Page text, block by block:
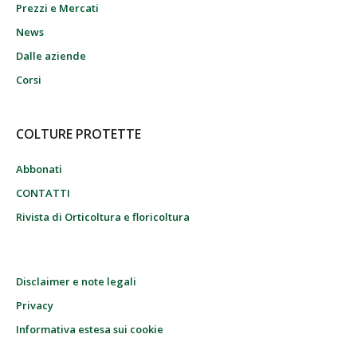
Prezzi e Mercati
News
Dalle aziende
Corsi
COLTURE PROTETTE
Abbonati
CONTATTI
Rivista di Orticoltura e floricoltura
Disclaimer e note legali
Privacy
Informativa estesa sui cookie